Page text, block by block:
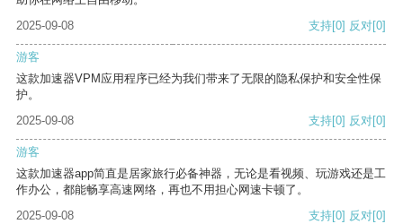
2025-09-08
支持[0] 反对[0]
游客
这款加速器VPM应用程序已经为我们带来了无限的隐私保护和安全性保
护。
2025-09-08
支持[0] 反对[0]
游客
这款加速器app简直是居家旅行必备神器，无论是看视频、玩游戏还是工
作办公，都能畅享高速网络，再也不用担心网速卡顿了。
2025-09-08
支持[0] 反对[0]